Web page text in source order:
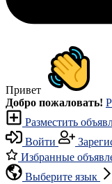
Привет
Добро пожаловать!
Разместить
Войти
Избранные
Выберите язык